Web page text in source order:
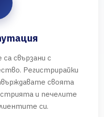
свързани с
Регистрирайки
своята
и печелите
си.